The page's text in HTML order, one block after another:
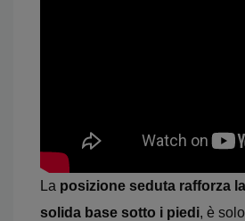
La posizione seduta rafforza
solida base sotto i piedi, è